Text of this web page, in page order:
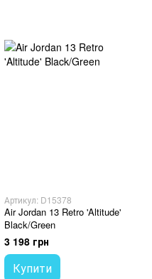
Артикул: D15378
Air Jordan 13 Retro 'Altitude'
Black/Green
3 198 грн
Купити